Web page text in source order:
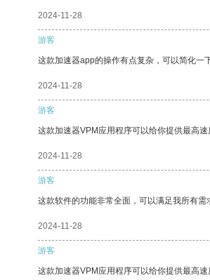
2024-11-28
游客
这款加速器app的操作有点复杂，可以简化一
2024-11-28
游客
这款加速器VPM应用程序可以给你提供最高
2024-11-28
游客
这款软件的功能非常全面，可以满足我所有需
2024-11-28
游客
这款加速器VPM应用程序可以给你提供最高